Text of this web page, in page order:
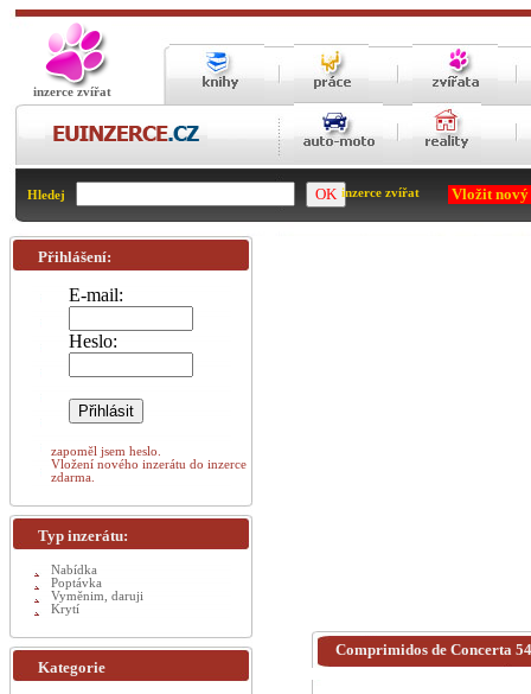
inzerce zvířat
Hledej inzerce zvířat Vložit
Comprimidos de Concerta
Přihlášení:
E-mail:
Heslo:
zapoměl jsem heslo.
Vložení nového inzerátu do inzerce
zdarma.
Typ inzerátu:
Nabídka
Poptávka
Vyměnim, daruji
Krytí
Kategorie